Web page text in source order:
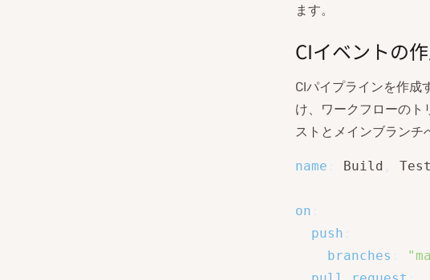
ます。
CIイベントの
CIパイプラインを作成
け、ワークフローのト
ストとメインブランチ
name Build Test
on
push
branches